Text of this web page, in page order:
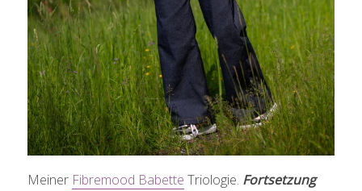
Meiner Fibremood Babette Triologie. Fortsetzung